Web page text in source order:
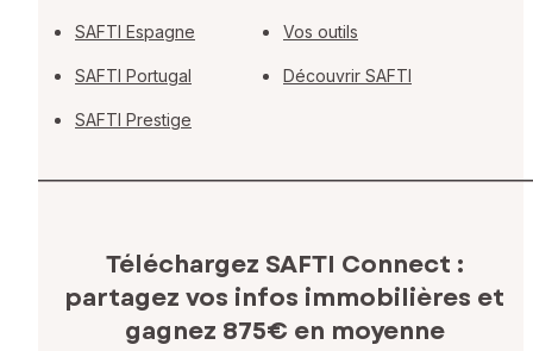
SAFTI Espagne
SAFTI Portugal
SAFTI Prestige
Vos outils
Découvrir SAFTI
Téléchargez SAFTI Connect :
partagez vos infos immobilières et
gagnez 875€ en moyenne